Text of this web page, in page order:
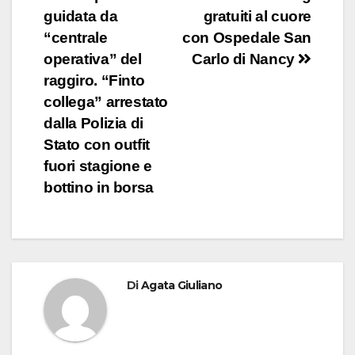
articoli
gratuiti al cuore
con Ospedale San
Carlo di Nancy
guidata da
“centrale
operativa” del
raggiro. “Finto
collega” arrestato
dalla Polizia di
Stato con outfit
fuori stagione e
bottino in borsa
DiAgata Giuliano